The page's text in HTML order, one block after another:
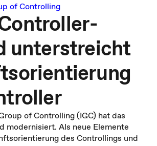
of Controlling
unterstreicht
of Controlling (IGC) hat das
modernisiert. Als neue Elemente
des Controllings und